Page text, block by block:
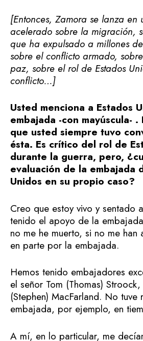
[Entonces, Zamora se lanza en
acelerado sobre la migración,
que ha expulsado a millones
sobre el conflicto armado,
paz, sobre el rol de Estados
conflicto…]
Usted menciona a Estados
embajada -con mayúscula- .
que usted siempre tuvo
ésta. Es crítico del rol de
durante la guerra, pero,
evaluación de la embajada
Unidos en su propio caso?
Creo que estoy vivo y sentado
tenido el apoyo de la
no me he muerto, si no me han
en parte por la embajada.
Hemos tenido embajadores
el señor Tom (Thomas)
(Stephen) MacFarland. No tuve
embajada, por ejemplo, en
A mí, en lo particular, me